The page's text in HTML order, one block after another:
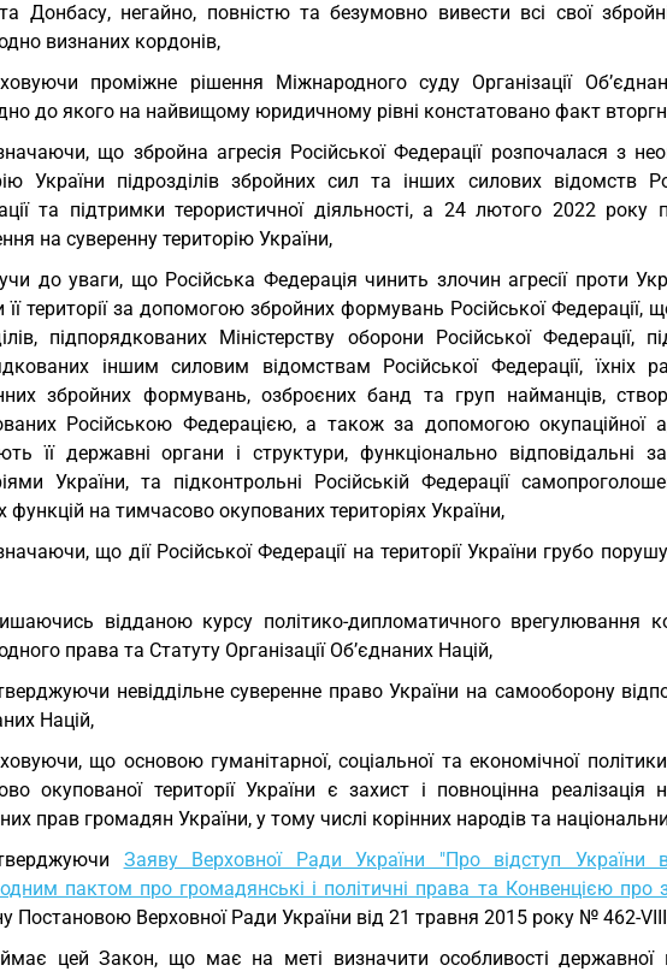
Донбасу, негайно, повністю та безумовно вивести всі свої
визнаних кордонів,
проміжне рішення Міжнародного суду Організації
до якого на найвищому юридичному рівні констатовано факт
що збройна агресія Російської Федерації розпочалася з
України підрозділів збройних сил та інших силових відомств
та підтримки терористичної діяльності, а 24 лютого 2022
на суверенну територію України,
до уваги, що Російська Федерація чинить злочин агресії проти
її території за допомогою збройних формувань Російської Федерації,
підпорядкованих Міністерству оборони Російської Федерації,
іншим силовим відомствам Російської Федерації, їхніх
збройних формувань, озброєних банд та груп найманців,
Російською Федерацією, а також за допомогою окупаційної
її державні органи і структури, функціонально відповідальні
України, та підконтрольні Російській Федерації
функцій на тимчасово окупованих територіях України,
що дії Російської Федерації на території України грубо
відданою курсу політико-дипломатичного врегулювання
права та Статуту Організації Об’єднаних Націй,
невіддільне суверенне право України на самооборону
Націй,
що основою гуманітарної, соціальної та економічної
окупованої території України є захист і повноцінна реалізація
прав громадян України, у тому числі корінних народів та
Заяву Верховної Ради України "Про відступ України
пактом про громадянські і політичні права та Конвенцією про
Постановою Верховної Ради України від 21 травня 2015 року № 462-
цей Закон, що має на меті визначити особливості державної